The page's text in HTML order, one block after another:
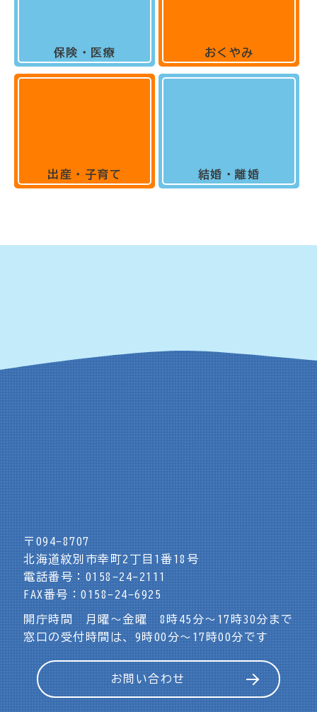
保険・医療
出産・子育て
おくやみ
結婚・離婚
〒094-8707
北海道紋別市幸町2丁目1番18号
電話番号：0158-24-2111
FAX番号：0158-24-6925
開庁時間 月曜～金曜 8時45分～17時30分まで
窓口の受付時間は、9時00分～17時00分です
お問い合わせ